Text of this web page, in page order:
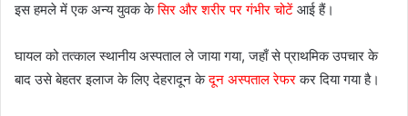
इस हमले में एक अन्य युवक केसिर और शरीर पर गंभीर चोटें आई हैं।
घायल को तत्काल स्थानीय अस्पताल ले जाया गया, जहाँ से प्राथमिक उपचार के
बाद उसे बेहतर इलाज के लिए देहरादून केदून अस्पताल रेफरकर दिया गया है।